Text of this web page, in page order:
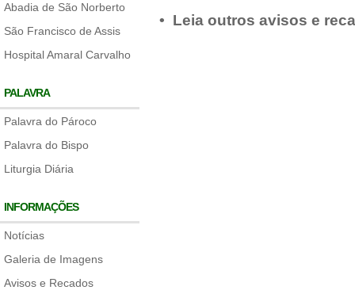
Abadia de São Norberto
São Francisco de Assis
Hospital Amaral Carvalho
PALAVRA
Palavra do Pároco
Palavra do Bispo
Liturgia Diária
INFORMAÇÕES
Notícias
Galeria de Imagens
Avisos e Recados
• Leia outros avisos e